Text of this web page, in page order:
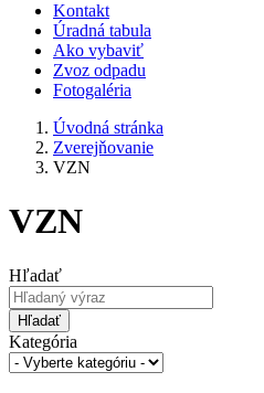
Kontakt
Úradná tabula
Ako vybaviť
Zvoz odpadu
Fotogaléria
Úvodná stránka
Zverejňovanie
VZN
VZN
Hľadať
Hľadať
Kategória